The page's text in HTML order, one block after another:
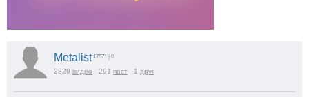
Metalist 17571 | 0
2829 видео 291 пост 1 друг